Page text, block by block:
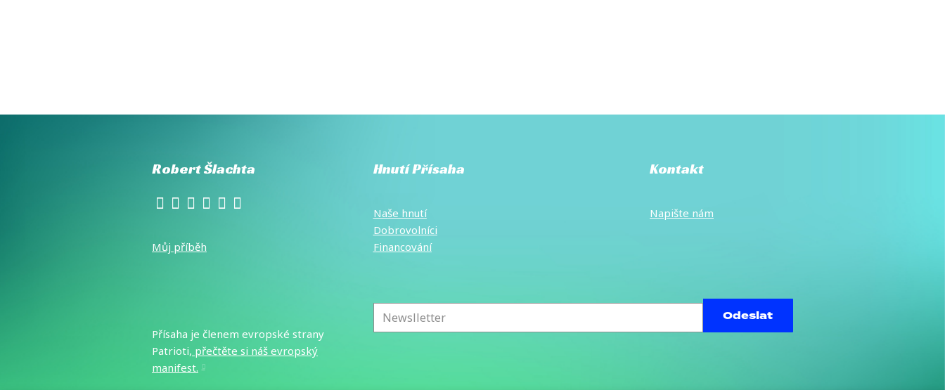
Robert Šlachta
Můj příběh
Hnutí Přísaha
Naše hnutí
Dobrovolníci
Financování
Kontakt
Napište nám
Přísaha je členem evropské strany
Patrioti, přečtěte si náš evropský
manifest.
mail*
Odeslat